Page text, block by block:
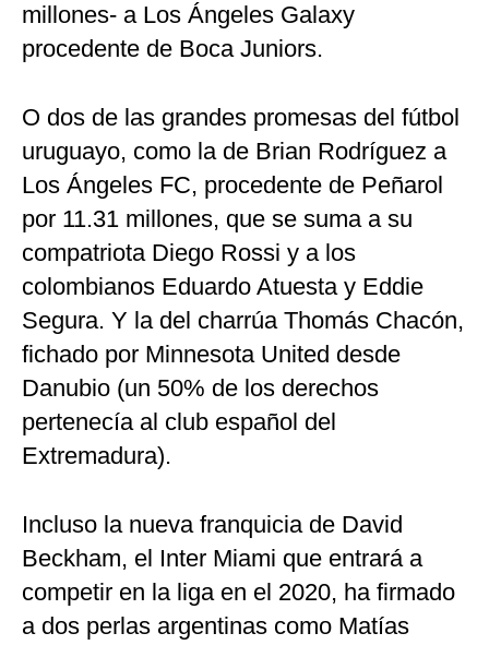
millones- a Los Ángeles Galaxy
procedente de Boca Juniors.
O dos de las grandes promesas del fútbol
uruguayo, como la de Brian Rodríguez a
Los Ángeles FC, procedente de Peñarol
por 11.31 millones, que se suma a su
compatriota Diego Rossi y a los
colombianos Eduardo Atuesta y Eddie
Segura. Y la del charrúa Thomás Chacón,
fichado por Minnesota United desde
Danubio (un 50% de los derechos
pertenecía al club español del
Extremadura).
Incluso la nueva franquicia de David
Beckham, el Inter Miami que entrará a
competir en la liga en el 2020, ha firmado
a dos perlas argentinas como Matías